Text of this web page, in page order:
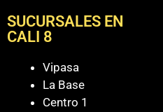
SUCURSALES EN
CALI 8
Vipasa
La Base
Centro 1